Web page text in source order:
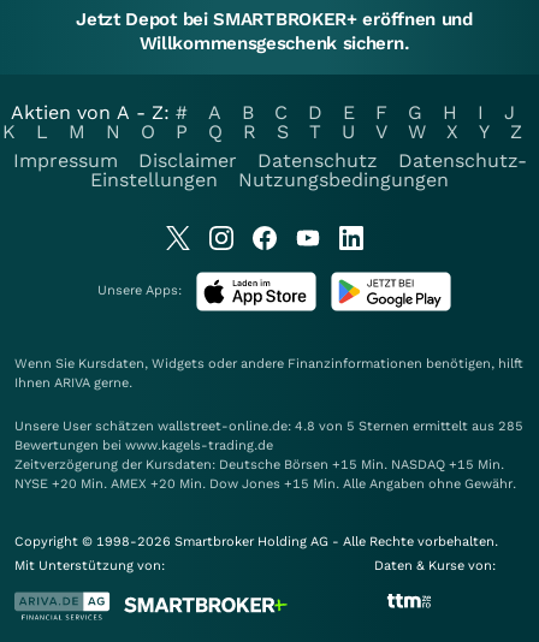
Jetzt Depot bei SMARTBROKER+ eröffnen und
Willkommensgeschenk sichern.
Aktien von A - Z: # A B C D E F G H I
J
K
L M N O P Q R S T U V W X Y
Z
Impressum
Disclaimer Datenschutz
Datenschutz-
Einstellungen
Nutzungsbedingungen
Unsere Apps:
Wenn Sie Kursdaten, Widgets oder andere Finanzinformationen benötigen, hilft
Ihnen ARIVA gerne.
Unsere User schätzen wallstreet-online.de: 4.8 von 5 Sternen ermittelt aus 285
Bewertungen bei www.kagels-trading.de
Zeitverzögerung der Kursdaten: Deutsche Börsen +15 Min. NASDAQ +15 Min.
NYSE +20 Min. AMEX +20 Min. Dow Jones +15 Min. Alle Angaben ohne Gewähr.
Copyright © 1998-2026 Smartbroker Holding AG - Alle Rechte vorbehalten.
Mit Unterstützung von:
Daten & Kurse von: